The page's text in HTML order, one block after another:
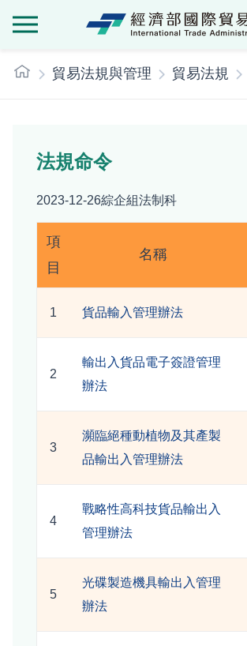
::: 貿易法規與管理 貿易法規
法規命令
2023-12-26綜企組法制科
項
目
名稱
1 貨品輸入管理辦法
2
輸出入貨品電子簽證管理
辦法
3
瀕臨絕種動植物及其產製
品輸出入管理辦法
4
戰略性高科技貨品輸出入
管理辦法
5
光碟製造機具輸出入管理
辦法